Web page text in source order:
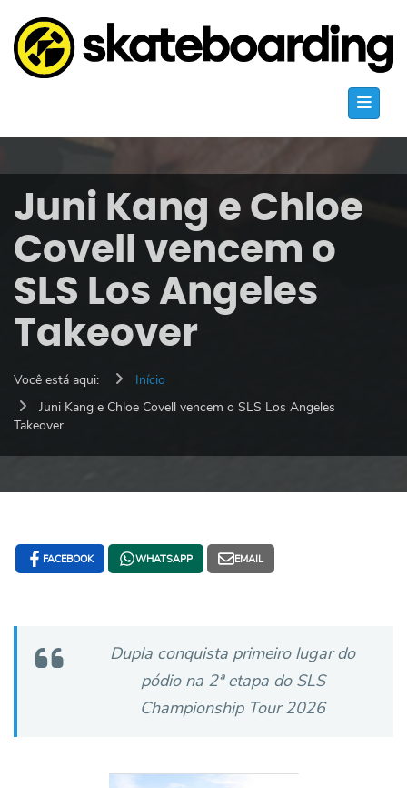
Juni Kang e Chloe
Covell vencem o
SLS Los Angeles
Takeover
Você está aqui:
Início
Juni Kang e Chloe Covell vencem o SLS Los Angeles
Takeover
FACEBOOK WHATSAPP EMAIL
Dupla conquista primeiro lugar do
pódio na 2ª etapa do SLS
Championship Tour 2026